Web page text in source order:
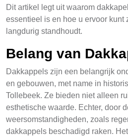
Dit artikel legt uit waarom
essentieel is en hoe u ervoor kunt
langdurig standhoudt.
Belang van
Dakkappels zijn een belangrijk
en gebouwen, met name in
Tollebeek. Ze bieden niet alleen
esthetische waarde. Echter, door
weersomstandigheden, zoals
dakkappels beschadigd raken.